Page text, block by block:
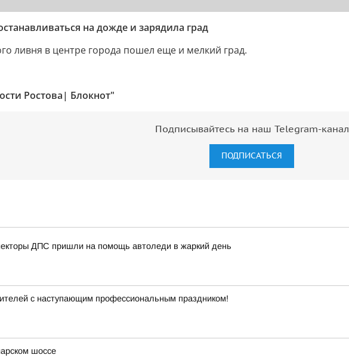
на дожде и зарядила град
ливня в центре города пошел еще и мелкий град.
Ростова| Блокнот"
Подписывайтесь на наш Telegram-канал
ПОДПИСАТЬСЯ
ДПС пришли на помощь автоледи в жаркий день
с наступающим профессиональным праздником!
шоссе